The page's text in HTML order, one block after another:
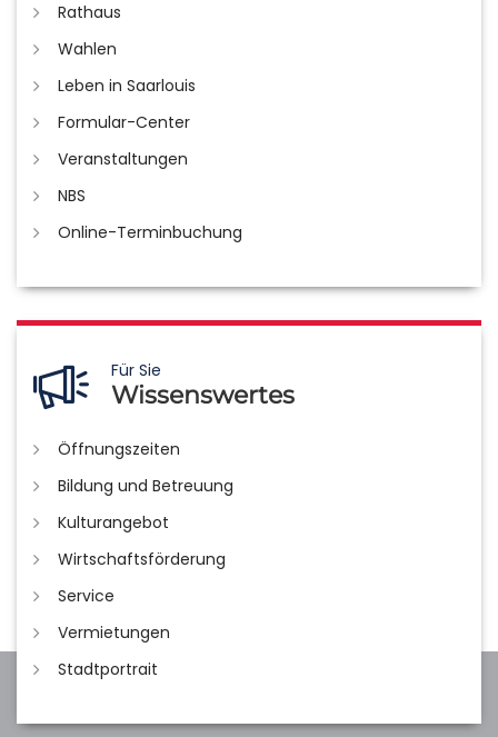
Rathaus
Wahlen
Leben in Saarlouis
Formular-Center
Veranstaltungen
NBS
Online-Terminbuchung
Für Sie
Wissenswertes
Öffnungszeiten
Bildung und Betreuung
Kulturangebot
Wirtschaftsförderung
Service
Vermietungen
Stadtportrait